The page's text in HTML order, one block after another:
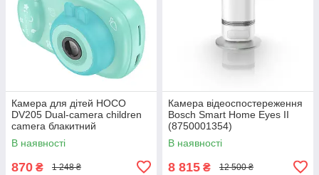
Камера для дітей HOCO
DV205 Dual-camera children
camera блакитний
В наявності
870 ₴ 1 248 ₴
Камера відеоспостереження
Bosch Smart Home Eyes II
(8750001354)
В наявності
8 815 ₴ 12 500 ₴